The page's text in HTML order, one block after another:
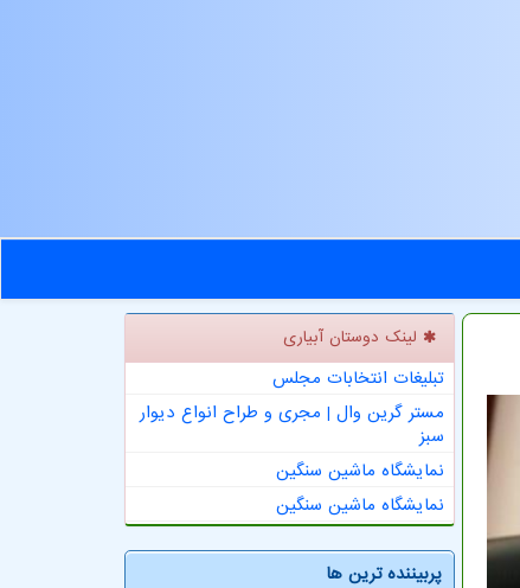
لینک دوستان آبیاری
تبلیغات انتخابات مجلس
مستر گرین وال | مجری و طراح انواع دیوار
سبز
نمایشگاه ماشین سنگین
نمایشگاه ماشین سنگین
پربیننده ترین ها